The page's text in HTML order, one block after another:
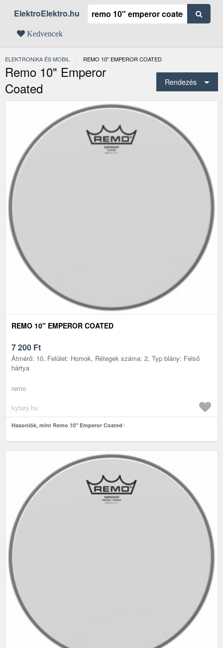
ElektroElektro.hu
Kedvencek
ELEKTRONIKA ÉS MOBIL JELENLEGI:
REMO 10" EMPEROR COATED
Remo 10" Emperor
Coated
Rendezés
REMO 10" EMPEROR COATED
7 200 Ft
Átmérő: 10, Felület: Homok, Rétegek száma: 2, Typ blány: Felső
hártya
remo
kytary.hu
Hasonlók, mint Remo 10" Emperor Coated